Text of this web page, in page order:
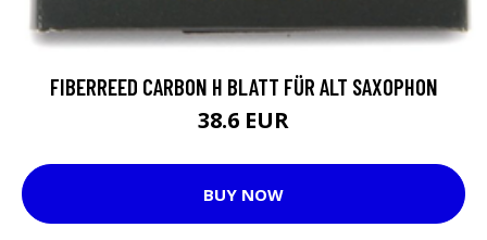
FIBERREED CARBON H BLATT FÜR ALT SAXOPHON
38.6 EUR
BUY NOW